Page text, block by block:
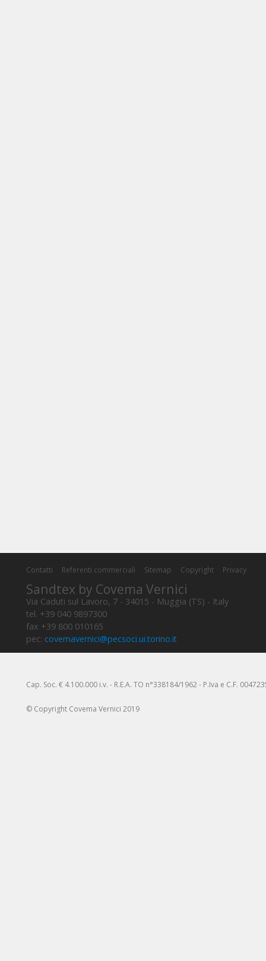
Contatti Referenti commerciali Sitemap Copyright Privacy
Sandtex by Covema Vernici
Via Caduti sul Lavoro, 7 - 34015 - Muggia (TS) - Italy
tel. +39 040 9897300
fax +39 800 010165
pec: covemavernici@pecsoci.ui.torino.it
Cap. Soc. € 4.100.000 i.v. - R.E.A. TO n°338184/1962 - P.Iva e C.F.
© Copyright Covema Vernici 2019